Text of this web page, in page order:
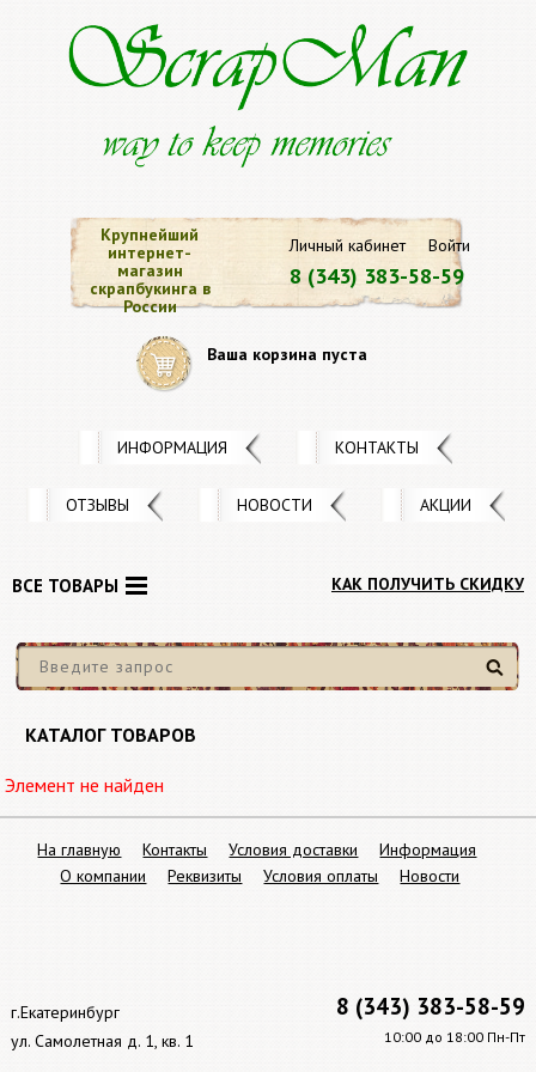
Личный кабинет Войти
8 (343) 383-58-59
Крупнейший
интернет-
магазин
скрапбукинга в
России
Ваша корзина пуста
ИНФОРМАЦИЯ КОНТАКТЫ
ОТЗЫВЫ НОВОСТИ АКЦИИ
КАК ПОЛУЧИТЬ СКИДКУ
Найти
ВСЕ ТОВАРЫ
КАТАЛОГ ТОВАРОВ
Элемент не найден
8 (343) 383-58-59
10:00 до 18:00 Пн-Пт
г.Екатеринбург
ул. Самолетная д. 1, кв. 1
На главную Контакты Условия доставки
Информация
О компании
Реквизиты Условия оплаты Новости